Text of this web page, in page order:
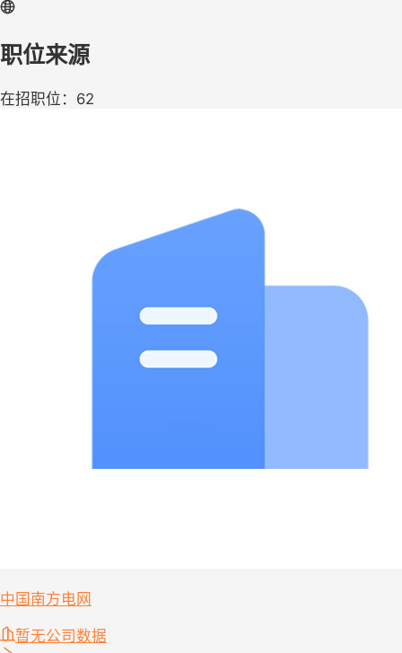
职位来源
在招职位：62
中国南方电网
暂无公司数据